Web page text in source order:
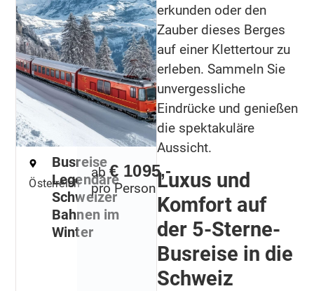
Österreich
Busreise
Legendäre
Schweizer
Bahnen im
Winter
ab € 1095,-
pro Person
erkunden oder den
Zauber dieses Berges
auf einer Klettertour zu
erleben. Sammeln Sie
unvergessliche
Eindrücke und genießen
die spektakuläre
Aussicht.
Luxus und
Komfort auf
der 5-Sterne-
Busreise in die
Schweiz